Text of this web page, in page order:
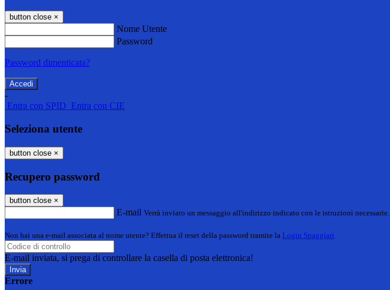
button close ×
Nome Utente
Password
Password dimenticata?
-
Entra con SPID Entra con CIE
Seleziona utente
button close ×
Recupero password
button close ×
E-mail Verrà inviato un messaggio all'indirizzo indicato con le istruzioni necessarie.
Non hai una e-mail associata al nome utente? Effettua il reset della password tramite la Login Spaggiari
E-mail inviata, si prega di controllare la casella di posta elettronica!
Errore